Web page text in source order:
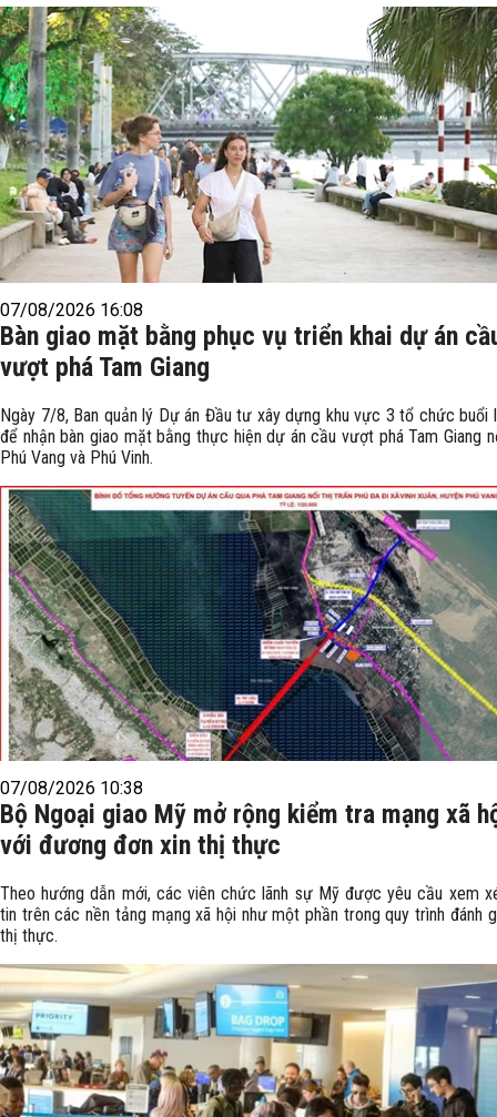
07/08/2026 16:08
Bàn giao mặt bằng phục vụ triển khai dự án
vượt phá Tam Giang
Ngày 7/8, Ban quản lý Dự án Đầu tư xây dựng khu vực 3 tổ chức buổi
để nhận bàn giao mặt bằng thực hiện dự án cầu vượt phá Tam Giang
Phú Vang và Phú Vinh.
07/08/2026 10:38
Bộ Ngoại giao Mỹ mở rộng kiểm tra mạng xã
với đương đơn xin thị thực
Theo hướng dẫn mới, các viên chức lãnh sự Mỹ được yêu cầu xem
tin trên các nền tảng mạng xã hội như một phần trong quy trình đánh
thị thực.